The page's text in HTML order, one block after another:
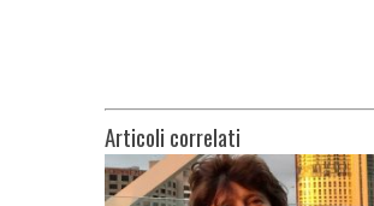
Articoli correlati